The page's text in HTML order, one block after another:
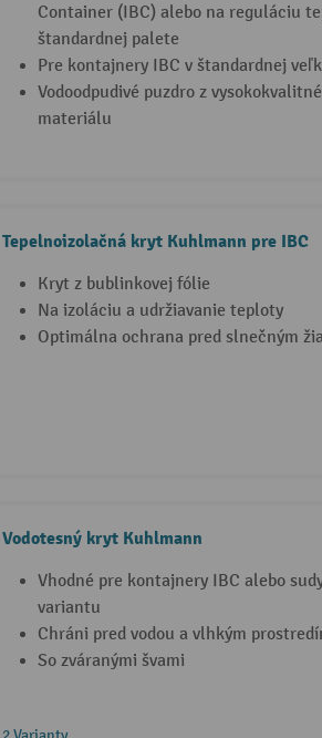
Container (IBC) alebo na reguláciu
štandardnej palete
Pre kontajnery IBC v štandardnej
Vodoodpudivé puzdro z
materiálu
Tepelnoizolačná kryt Kuhlmann pre IBC
Kryt z bublinkovej fólie
Na izoláciu a udržiavanie teploty
Optimálna ochrana pred slnečným
Vodotesný kryt Kuhlmann
Vhodné pre kontajnery IBC alebo
variantu
Chráni pred vodou a vlhkým
So zváranými švami